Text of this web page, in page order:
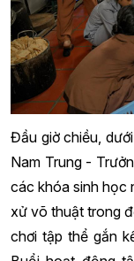
Đầu giờ chiều,
Nam Trung -
các khóa sinh học
xử võ thuật trong
chơi tập thể gắn